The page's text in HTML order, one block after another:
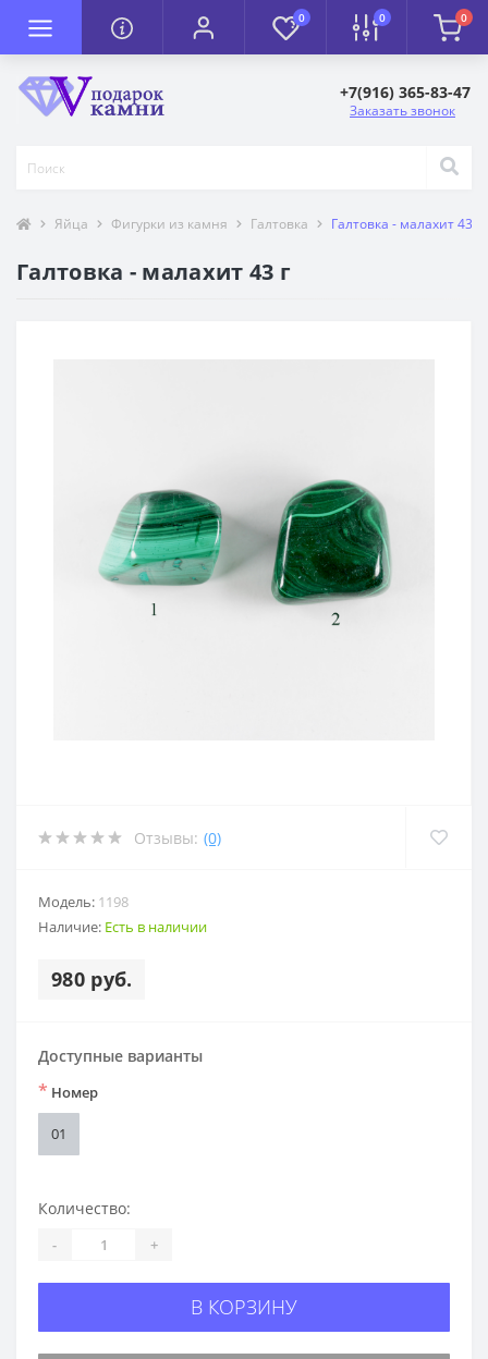
0 0 0
+7(916) 365-83-47
Заказать звонок
Яйца Фигурки из камня Галтовка Галтовка - малахит 43 г
Галтовка - малахит 43 г
Отзывы: (0)
Модель: 1198
Наличие: Есть в наличии
980 руб.
Доступные варианты
* Номер
01
Количество:
- +
В КОРЗИНУ